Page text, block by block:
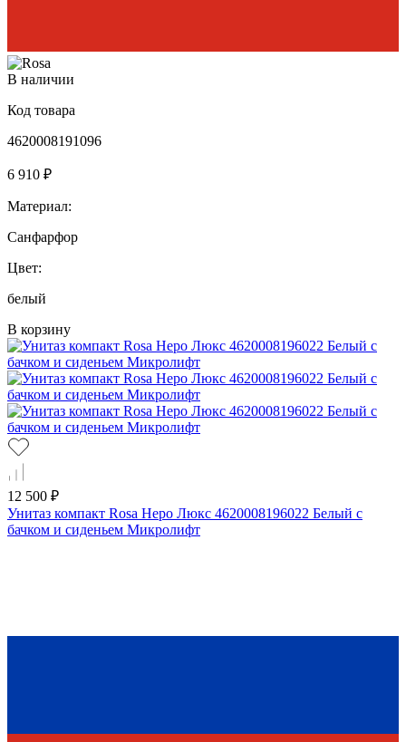
В наличии
Код товара
4620008191096
6 910 ₽
Материал:
Санфарфор
Цвет:
белый
В корзину
12 500 ₽
Унитаз компакт Rosa Неро Люкс 4620008196022 Белый с
бачком и сиденьем Микролифт